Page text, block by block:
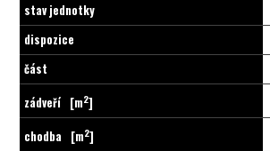
stav jednotky
dispozice
část
zádveří [m2]
chodba [m2]